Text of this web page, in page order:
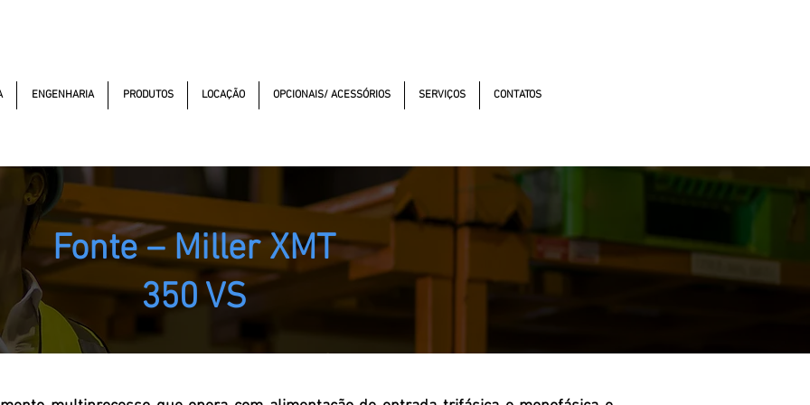
ENGENHARIA PRODUTOS LOCAÇÃO OPCIONAIS/ ACESSÓRIOS SERVIÇOS CONTATOS
Fonte – Miller XMT
350 VS